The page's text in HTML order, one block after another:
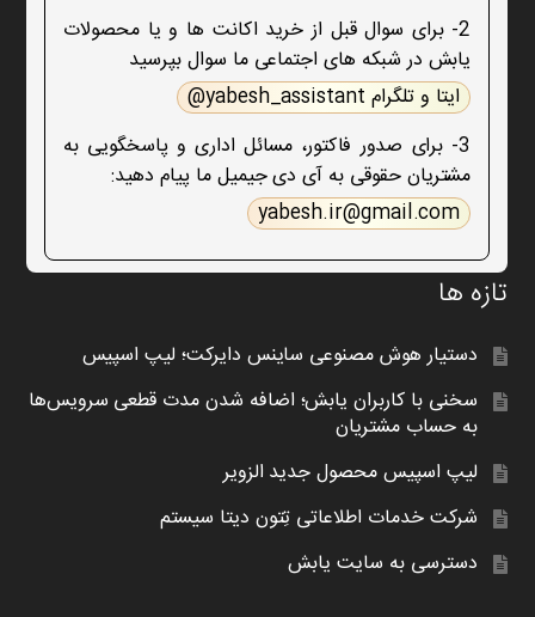
2- برای سوال قبل از خرید اکانت ها و یا محصولات
یابش در شبکه های اجتماعی ما سوال بپرسید
ایتا و تلگرام yabesh_assistant@
3- برای صدور فاکتور، مسائل اداری و پاسخگویی به
مشتریان حقوقی به آی دی جیمیل ما پیام دهید:
yabesh.ir@gmail.com
تازه ها
دستیار هوش مصنوعی ساینس دایرکت؛ لیپ اسپیس
سخنی با کاربران یابش؛ اضافه شدن مدت قطعی سرویس‌ها
به حساب مشتریان
لیپ اسپیس محصول جدید الزویر
شرکت خدمات اطلاعاتی تِتون دیتا سیستم
دسترسی به سایت یابش